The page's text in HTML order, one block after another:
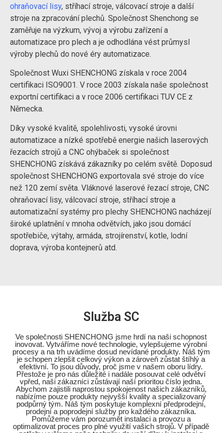
ohraňovací lisy, stříhací stroje, válcovací stroje a další
stroje na zpracování plechů. Společnost Shenchong se
zaměřuje na výzkum, vývoj a výrobu zařízení a
automatizace pro plech a je odhodlána vést průmysl
výroby plechů do nové éry automatizace.
Společnost Wuxi SHENCHONG získala v roce 2004
certifikaci ISO9001. V roce 2003 získala naše společnost
exportní certifikaci a v roce 2006 certifikaci TUV CE z
Německa.
Díky vysoké kvalitě, spolehlivosti, vysoké úrovni
automatizace a nízké spotřebě energie našich laserových
řezacích strojů a CNC ohýbaček si společnost
SHENCHONG získává zákazníky po celém světě. Doposud
společnost SHENCHONG exportovala své stroje do více
než 120 zemí světa. Vláknové laserové řezací stroje, CNC
ohraňovací lisy, válcovací stroje, stříhací stroje a
automatizační systémy pro plechy SHENCHONG nacházejí
široké uplatnění v mnoha odvětvích, jako jsou domácí
spotřebiče, výtahy, armáda, strojírenství, kotle, lodní
doprava, výroba kontejnerů atd.
Služba SC
Ve společnosti SHENCHONG jsme hrdí na naši schopnost
inovovat. Vytváříme nové technologie, vylepšujeme výrobní
procesy a na trh uvádíme dosud nevídané produkty. Náš tým
je schopen zlepšit celkový výkon a zároveň zůstat štíhlý a
efektivní. To jsou důvody, proč jsme v našem oboru lídry.
Přestože je pro nás důležité i nadále posouvat celé odvětví
vpřed, naši zákazníci zůstávají naší prioritou číslo jedna.
Abychom zajistili naprostou spokojenost našich zákazníků,
nabízíme pouze produkty nejvyšší kvality a specializovaný
podpůrný tým. Náš tým poskytuje komplexní předprodejní,
prodejní a poprodejní služby pro každého zákazníka.
Pomůžeme vám porozumět instalaci a provozu a
optimalizovat proces pro plné využití vašich strojů. V případě